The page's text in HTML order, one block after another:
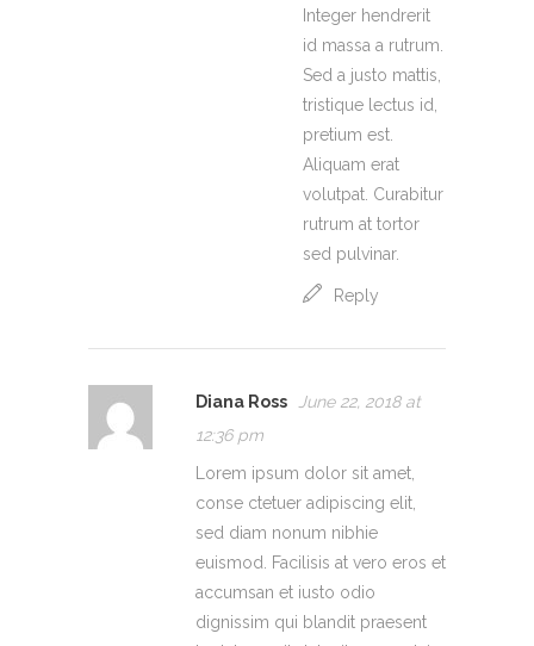
Integer hendrerit
id massa a rutrum.
Sed a justo mattis,
tristique lectus id,
pretium est.
Aliquam erat
volutpat. Curabitur
rutrum at tortor
sed pulvinar.
Reply
Diana Ross
June 22, 2018 at
12:36 pm
Lorem ipsum dolor sit amet,
conse ctetuer adipiscing elit,
sed diam nonum nibhie
euismod. Facilisis at vero eros et
accumsan et iusto odio
dignissim qui blandit praesent